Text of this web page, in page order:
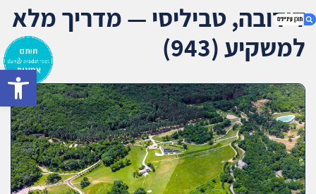
2. אודות U נכסים
3. שאלתם ? ענינו !
דידובה, טביליסי — מדריך מלא
למשקיע (943)